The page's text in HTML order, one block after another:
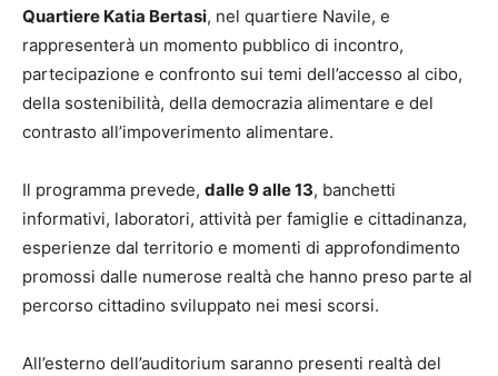
Quartiere Katia Bertasi, nel quartiere Navile, e
rappresenterà un momento pubblico di incontro,
partecipazione e confronto sui temi dell’accesso al cibo,
della sostenibilità, della democrazia alimentare e del
contrasto all’impoverimento alimentare.
Il programma prevede, dalle 9 alle 13, banchetti
informativi, laboratori, attività per famiglie e cittadinanza,
esperienze dal territorio e momenti di approfondimento
promossi dalle numerose realtà che hanno preso parte al
percorso cittadino sviluppato nei mesi scorsi.
All’esterno dell’auditorium saranno presenti realtà del